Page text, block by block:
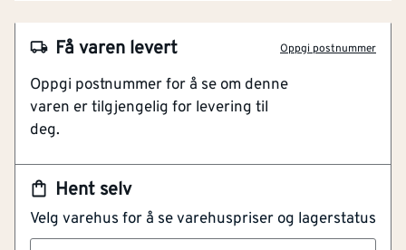
Hent selv
Velg varehus for å se varehuspriser og lagerstatus
Få varen levert Oppgi postnummer
Oppgi postnummer for å se om denne
varen er tilgjengelig for levering til
deg.
Artikkelnummer
Tidløst og nøytralt design
16A – sikker og stabil drift
Kompakt og plassbesparende
En praktisk og funksjonell bryter for styring av lys fra
to ulike punkter. Den leveres i alpinehvit utførelse